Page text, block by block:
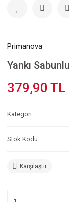
Primanova
Yankı
379,90 TL
Kategori
Stok Kodu
Karşılaştır